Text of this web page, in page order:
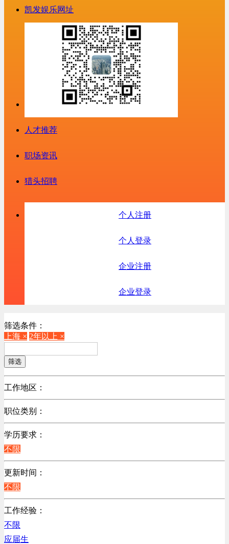
凯发娱乐网址
人才推荐
职场资讯
猎头招聘
个人注册
个人登录
企业注册
企业登录
筛选条件：
上海 × 2年以上 ×
筛选
工作地区：
不限
北京
广东
江苏
陕西
浙江
辽宁
上海
职位类别：
不限
学历要求：
不限
更新时间：
不限
工作经验：
不限
应届生